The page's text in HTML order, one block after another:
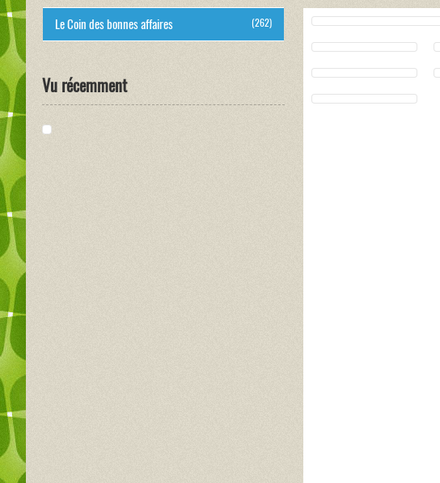
Le Coin des bonnes affaires (262)
Vu récemment